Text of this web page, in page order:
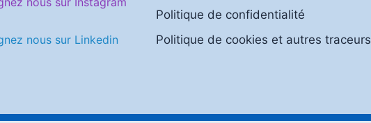
nous sur Linkedin
Politique de confidentialité
Politique de cookies et autres traceurs